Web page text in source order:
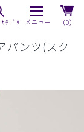
（0）
パンツ(スク